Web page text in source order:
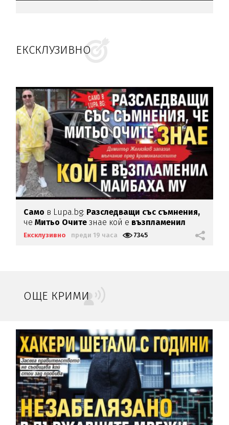
ЕКСКЛУЗИВНО
Само в Lupa.bg: Разследващи със съмнения,
чеМитьо Очите знае кой е възпламенил
Майбаха му
Ексклузивно преди 19 часа 7345
ОЩЕ КРИМИ